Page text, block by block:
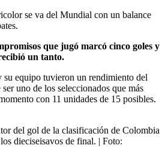
se va del Mundial con un balance
que jugó marcó cinco goles y
un tanto.
equipo tuvieron un rendimiento del
uno de los seleccionados que más
con 11 unidades de 15 posibles.
del gol de la clasificación de Colombia
dieciseisavos de final. | Foto: